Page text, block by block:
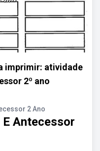
imprimir: atividade
2º ano
2 Ano
Antecessor